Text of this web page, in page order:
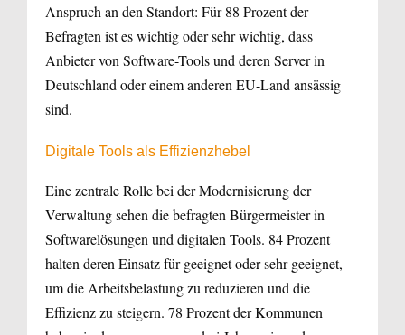
Anspruch an den Standort: Für 88 Prozent der
Befragten ist es wichtig oder sehr wichtig, dass
Anbieter von Software-Tools und deren Server in
Deutschland oder einem anderen EU-Land ansässig
sind.
Digitale Tools als Effizienzhebel
Eine zentrale Rolle bei der Modernisierung der
Verwaltung sehen die befragten Bürgermeister in
Softwarelösungen und digitalen Tools. 84 Prozent
halten deren Einsatz für geeignet oder sehr geeignet,
um die Arbeitsbelastung zu reduzieren und die
Effizienz zu steigern. 78 Prozent der Kommunen